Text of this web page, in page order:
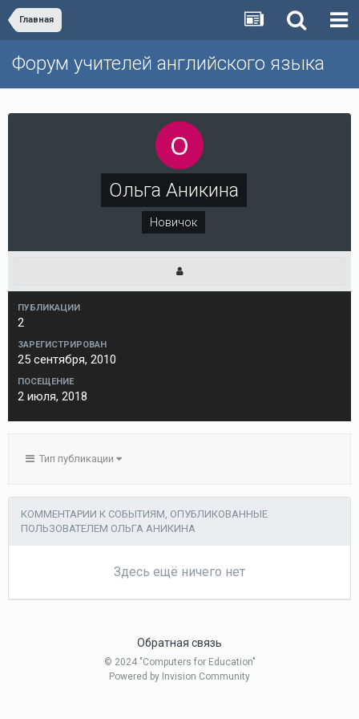
Главная
Форум учителей английского языка
Ольга Аникина
Новичок
ПУБЛИКАЦИИ
2
ЗАРЕГИСТРИРОВАН
25 сентября, 2010
ПОСЕЩЕНИЕ
2 июля, 2018
Тип публикации
КОММЕНТАРИИ К СОБЫТИЯМ, ОПУБЛИКОВАННЫЕ
ПОЛЬЗОВАТЕЛЕМ ОЛЬГА АНИКИНА
Здесь ещё ничего нет
Обратная связь
© 2024 "Computers for Education"
Powered by Invision Community